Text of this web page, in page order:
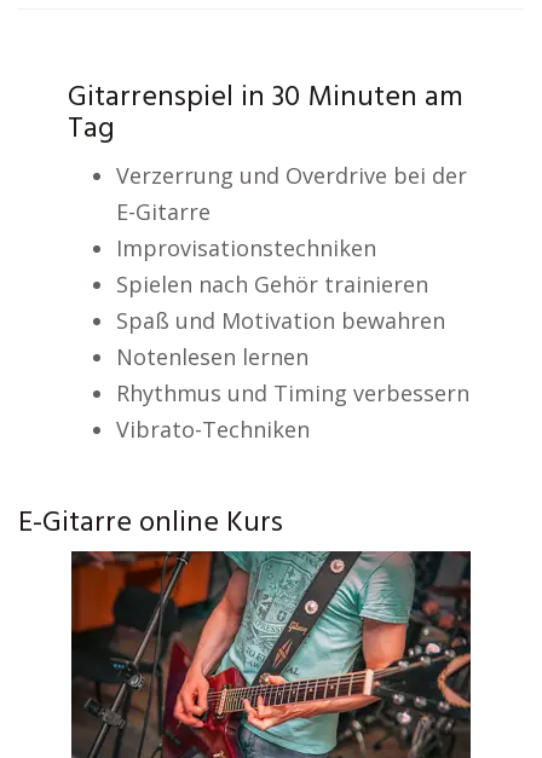
Gitarrenspiel in 30 Minuten am
Tag
Verzerrung und Overdrive bei der
E-Gitarre
Improvisationstechniken
Spielen nach Gehör trainieren
Spaß und Motivation bewahren
Notenlesen lernen
Rhythmus und Timing verbessern
Vibrato-Techniken
E-Gitarre online Kurs